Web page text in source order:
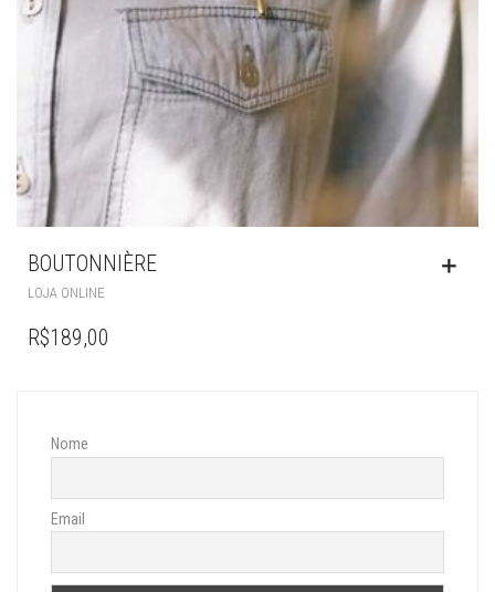
BOUTONNIÈRE
LOJA ONLINE
R$189,00
Nome
Email